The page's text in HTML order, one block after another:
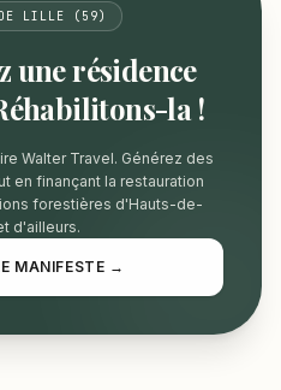
DE LILLE (59)
une résidence
la !
Walter Travel. Générez des
en finançant la restauration
forestières d'Hauts-de-
d'ailleurs.
MANIFESTE →